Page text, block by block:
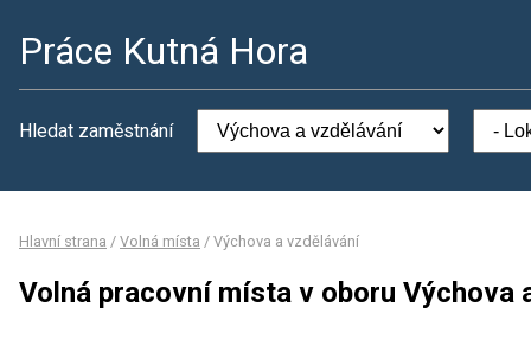
Práce Kutná Hora
Hledat zaměstnání
Hlavní strana / Volná místa / Výchova a vzdělávání
Volná pracovní místa v oboru Výchova